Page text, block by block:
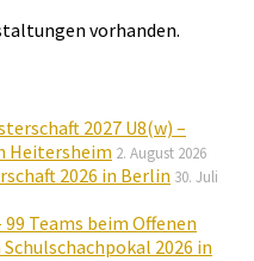
vorhanden.
2027 U8(w) –
Heitersheim 2. August 2026
2026 in Berlin 30. Juli
Teams beim Offenen
2026 in